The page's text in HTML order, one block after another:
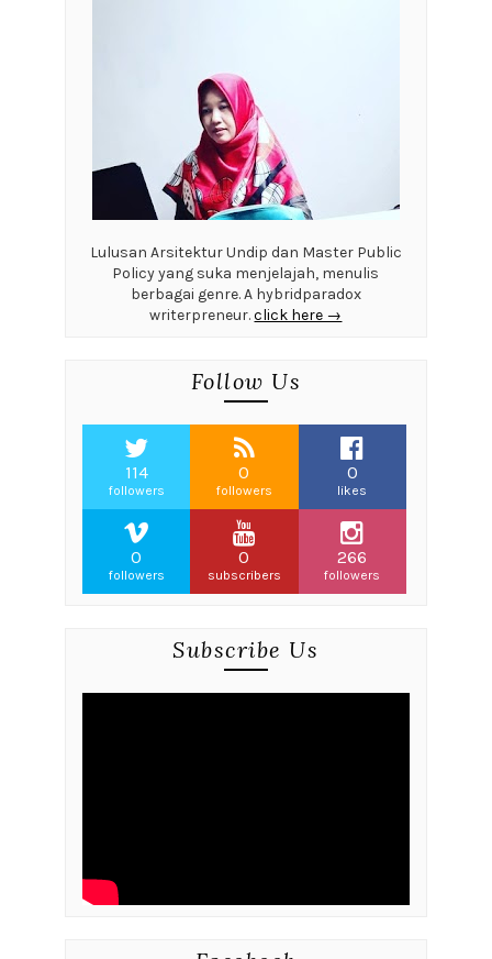
Lulusan Arsitektur Undip dan Master Public
Policy yang suka menjelajah, menulis
berbagai genre. A hybridparadox
writerpreneur.click here →
Follow Us
114
followers
0
followers
0
likes
0
followers
0
subscribers
266
followers
Subscribe Us